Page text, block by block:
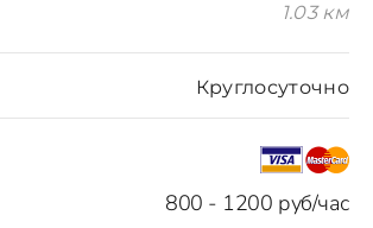
800 - 1200 руб/час
Круглосуточно
1.03 км